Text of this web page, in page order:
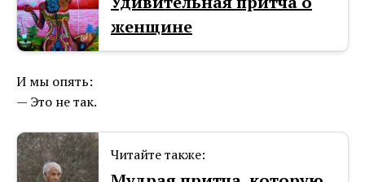
женщине
И мы опять:
— Это не так.
Читайте также: